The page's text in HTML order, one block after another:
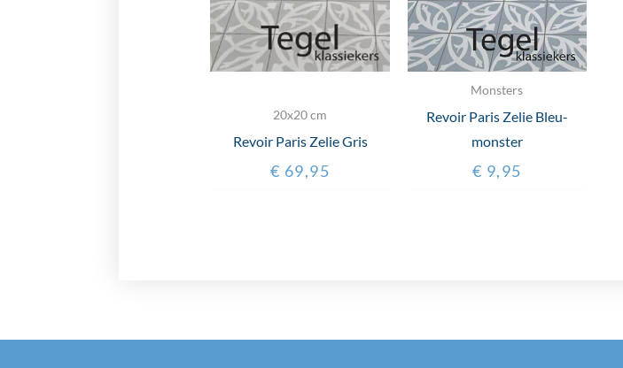
20x20 cm
Revoir Paris Zelie Gris
€ 69,95
Monsters
Revoir Paris Zelie Bleu-
monster
€ 9,95